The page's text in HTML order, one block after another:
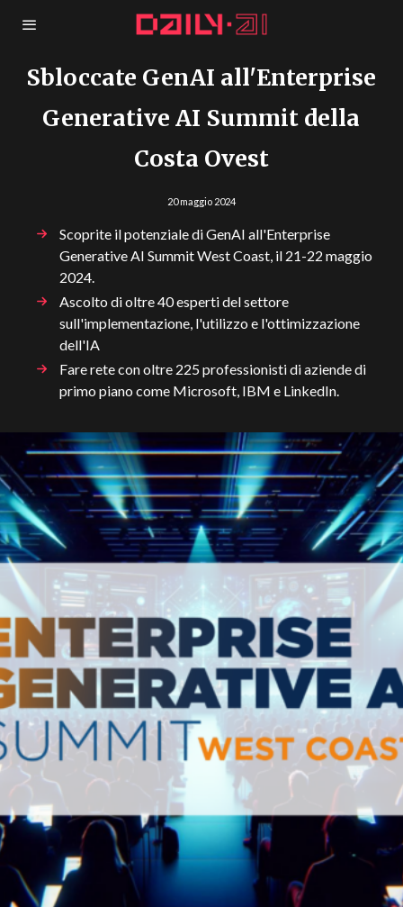
Sbloccate GenAI all'Enterprise
Generative AI Summit della
Costa Ovest
20 maggio 2024
Scoprite il potenziale di GenAI all'Enterprise
Generative AI Summit West Coast, il 21-22 maggio
2024.
Ascolto di oltre 40 esperti del settore
sull'implementazione, l'utilizzo e l'ottimizzazione
dell'IA
Fare rete con oltre 225 professionisti di aziende di
primo piano come Microsoft, IBM e LinkedIn.